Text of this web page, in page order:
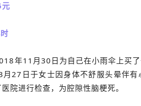
年11月30日为自己在小雨伞上买
27日于女士因身体不舒服头晕伴
院进行检查，为腔隙性脑梗死。